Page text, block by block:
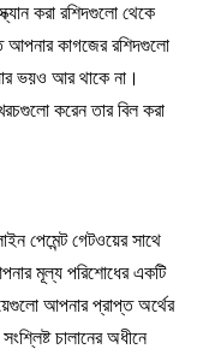
করা রশিদগুলো থেকে
আপনার কাগজের রশিদগুলো
ভয়ও আর থাকে না।
করেন তার বিল করা
পেমেন্ট গেটওয়ের সাথে
মূল্য পরিশোধের একটি
আপনার প্রাপ্ত অর্থের
চালানের অধীনে